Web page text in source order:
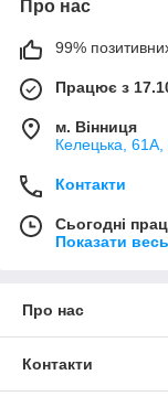
Про нас
99%
Працює з
м. Вінниця
Келецька, 61А,
Контакти
Сьогодні
Показати
Про нас
Контакти